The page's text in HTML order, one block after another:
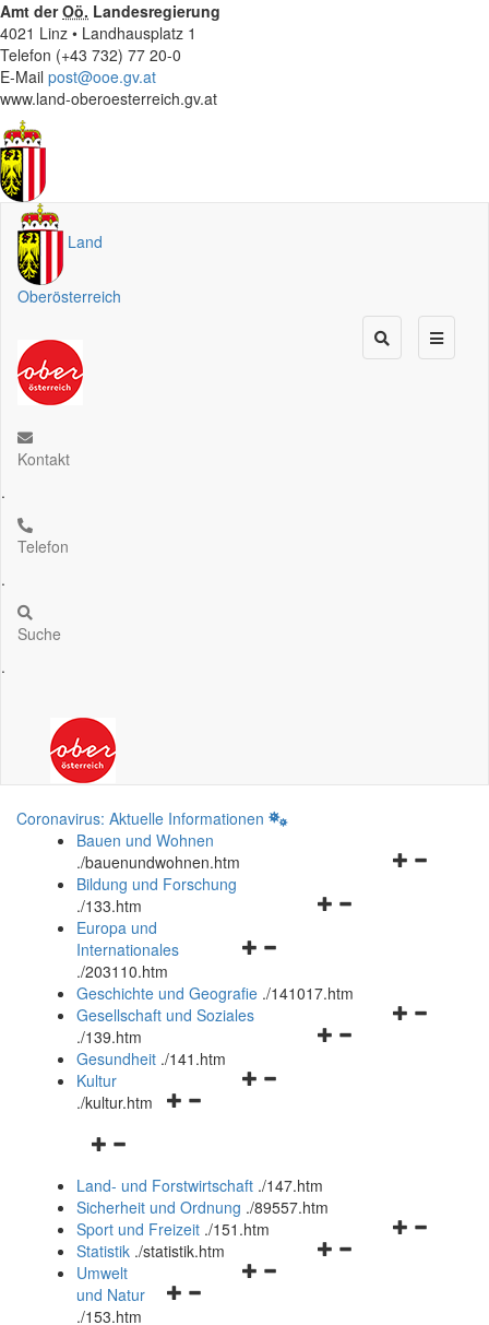
Amt derOö. Landesregierung
4021 Linz • Landhausplatz 1
Telefon (+43 732) 77 20-0
E-Mail post@ooe.gv.at
www.land-oberoesterreich.gv.at
Land
Oberösterreich
Kontakt
.
Telefon
.
Suche
.
Coronavirus: Aktuelle Informationen
Bauen und Wohnen
./bauenundwohnen.htm
Navigationsmenü
Bildung und Forschung
./133.htm
Navigationsmenü
und
schließen
Europa und
Internationales
./203110.htm
Geschichte und Geografie ./141017.htm
Navigationsmenü
Gesellschaft und Soziales
./139.htm
Navigationsmenü
Gesundheit ./141.htm
Navigationsmenü
Kultur
./kultur.htm
Navigationsmenü
und
schließen
Land- und Forstwirtschaft ./147.htm
Sicherheit und Ordnung ./89557.htm
Navigationsmenü
Sport und Freizeit ./151.htm
Navigationsmenü
Statistik ./statistik.htm
Navigationsmenü
Umwelt
und Natur
./153.htm